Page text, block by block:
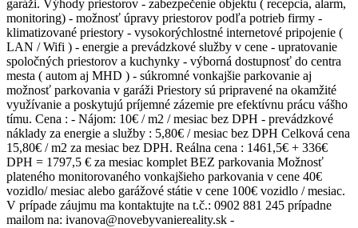
garáži. Výhody priestorov - zabezpečenie objektu ( recepcia, alarm,
monitoring) - možnosť úpravy priestorov podľa potrieb firmy -
klimatizované priestory - vysokorýchlostné internetové pripojenie (
LAN / Wifi ) - energie a prevádzkové služby v cene - upratovanie
spoločných priestorov a kuchynky - výborná dostupnosť do centra
mesta ( autom aj MHD ) - súkromné vonkajšie parkovanie aj
možnosť parkovania v garáži Priestory sú pripravené na okamžité
využívanie a poskytujú príjemné zázemie pre efektívnu prácu vášho
tímu. Cena : - Nájom: 10€ / m2 / mesiac bez DPH - prevádzkové
náklady za energie a služby : 5,80€ / mesiac bez DPH Celková cena
15,80€ / m2 za mesiac bez DPH. Reálna cena : 1461,5€ + 336€
DPH = 1797,5 € za mesiac komplet BEZ parkovania Možnosť
plateného monitorovaného vonkajšieho parkovania v cene 40€
vozidlo/ mesiac alebo garážové státie v cene 100€ vozidlo / mesiac.
V prípade záujmu ma kontaktujte na t.č.: 0902 881 245 prípadne
mailom na: ivanova@novebyvaniereality.sk -